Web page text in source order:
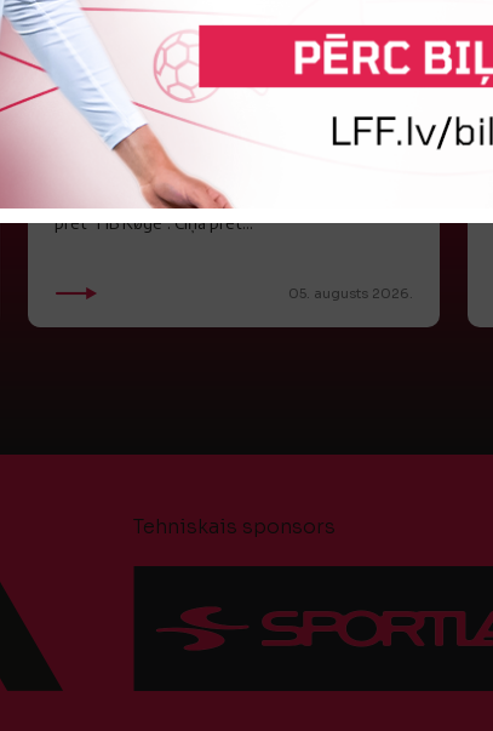
"Riga FC Women" liek kārtīgi
pasvīst dānietēm
Latvijas čempions sieviešu futbolā "Riga FC
Women" trešdien aizvadīja UEFA Čempionu līgas
kvalifikācijas otrās kārtas pusfināla spēli Dānijā
pret "HB Køge". Cīņā pret...
05. augusts 2026.
Tehniskais sponsors